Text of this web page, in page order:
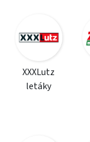
XXXLutz
letáky